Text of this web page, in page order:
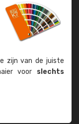
zijn van de juiste
voor slechts